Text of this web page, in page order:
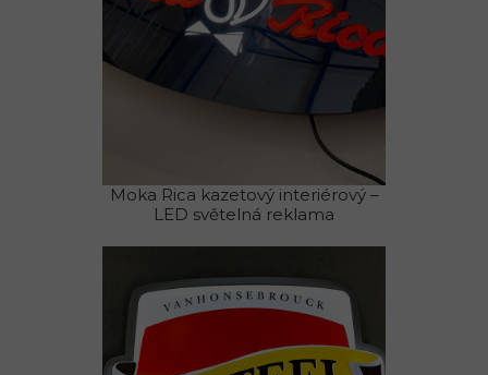
Moka Rica kazetový interiérový –
LED světelná reklama